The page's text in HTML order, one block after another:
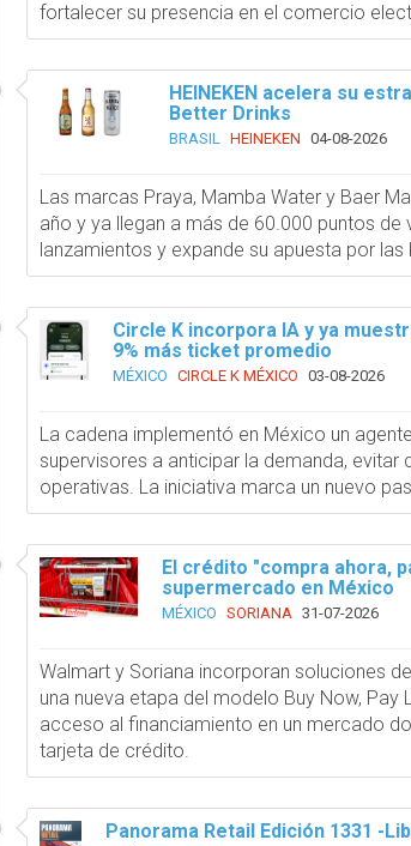
fortalecer su presencia en el comercio
HEINEKEN acelera su
Better Drinks
BRASIL HEINEKEN 04-08-2026
Las marcas Praya, Mamba Water y Baer
año y ya llegan a más de 60.000 puntos
lanzamientos y expande su apuesta por
Circle K incorpora IA y ya
9% más ticket promedio
MÉXICO CIRCLE K MÉXICO 03-08-2026
La cadena implementó en México un
supervisores a anticipar la demanda,
operativas. La iniciativa marca un nuevo
El crédito "compra ahora,
supermercado en México
MÉXICO SORIANA 31-07-2026
Walmart y Soriana incorporan soluciones
una nueva etapa del modelo Buy Now, Pay
acceso al financiamiento en un mercado
tarjeta de crédito.
Panorama Retail Edición 1331 -